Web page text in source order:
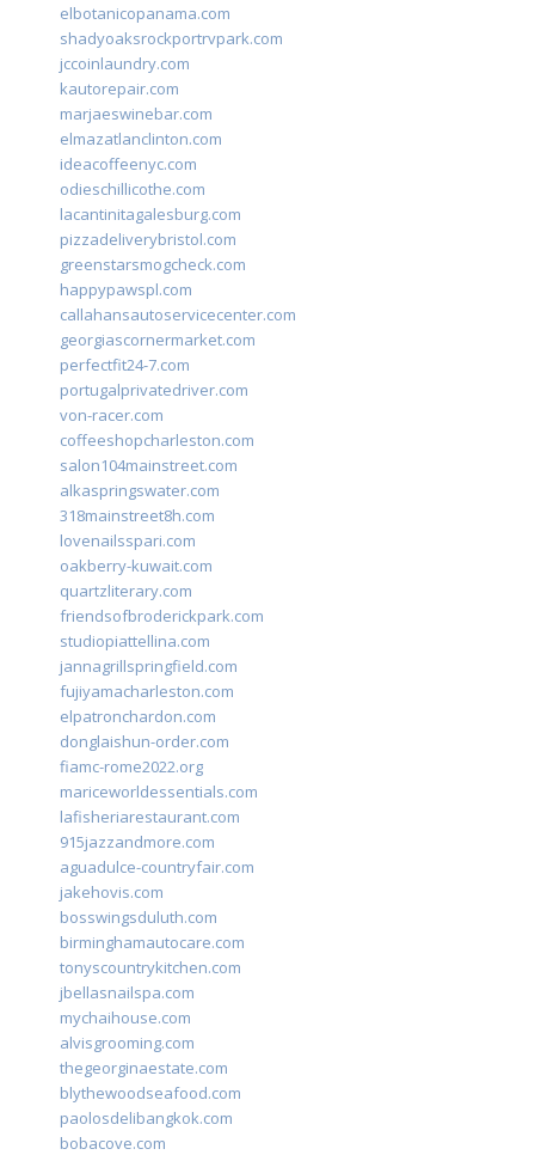
elbotanicopanama.com
shadyoaksrockportrvpark.com
jccoinlaundry.com
kautorepair.com
marjaeswinebar.com
elmazatlanclinton.com
ideacoffeenyc.com
odieschillicothe.com
lacantinitagalesburg.com
pizzadeliverybristol.com
greenstarsmogcheck.com
happypawspl.com
callahansautoservicecenter.com
georgiascornermarket.com
perfectfit24-7.com
portugalprivatedriver.com
von-racer.com
coffeeshopcharleston.com
salon104mainstreet.com
alkaspringswater.com
318mainstreet8h.com
lovenailsspari.com
oakberry-kuwait.com
quartzliterary.com
friendsofbroderickpark.com
studiopiattellina.com
jannagrillspringfield.com
fujiyamacharleston.com
elpatronchardon.com
donglaishun-order.com
fiamc-rome2022.org
mariceworldessentials.com
lafisheriarestaurant.com
915jazzandmore.com
aguadulce-countryfair.com
jakehovis.com
bosswingsduluth.com
birminghamautocare.com
tonyscountrykitchen.com
jbellasnailspa.com
mychaihouse.com
alvisgrooming.com
thegeorginaestate.com
blythewoodseafood.com
paolosdelibangkok.com
bobacove.com